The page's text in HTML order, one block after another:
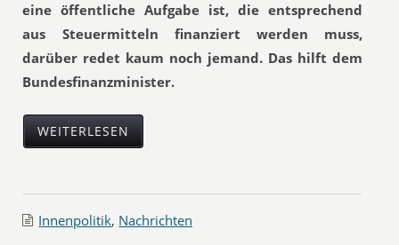
eine öffentliche Aufgabe ist, die entsprechend
aus Steuermitteln finanziert werden muss,
darüber redet kaum noch jemand. Das hilft dem
Bundesfinanzminister.
WEITERLESEN
Innenpolitik, Nachrichten